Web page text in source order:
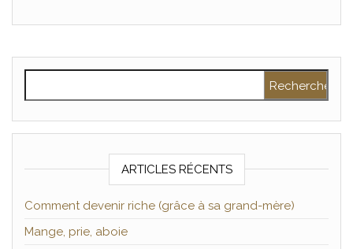
ARTICLES RÉCENTS
Comment devenir riche (grâce à sa grand-mère)
Mange, prie, aboie